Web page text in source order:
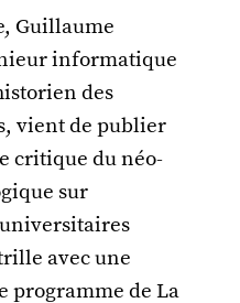
Guillaume
informatique
des
vient de publier
critique du néo-
sur
avec une
programme de La